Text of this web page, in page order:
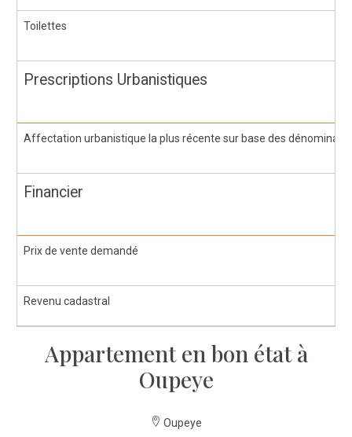
Toilettes
Prescriptions Urbanistiques
Affectation urbanistique la plus récente sur base des
Financier
Prix de vente demandé
Revenu cadastral
Appartement en bon état à
Oupeye
Oupeye